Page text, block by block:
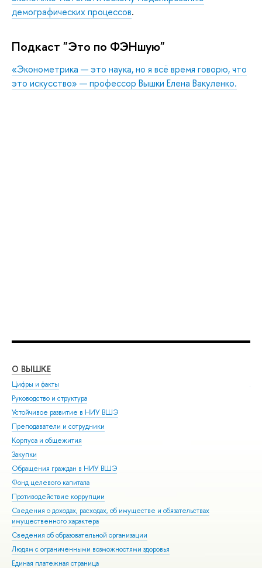
демографических процессов.
Подкаст "Это по ФЭНшую"
«Эконометрика — это наука, но я всё время говорю, что
это искусство» — профессор Вышки Елена Вакуленко.
О ВЫШКЕ
Цифры и факты
Руководство и структура
Устойчивое развитие в НИУ ВШЭ
Преподаватели и сотрудники
Корпуса и общежития
Закупки
Обращения граждан в НИУ ВШЭ
Фонд целевого капитала
Противодействие коррупции
Сведения о доходах, расходах, об имуществе и обязательствах
имущественного характера
Сведения об образовательной организации
Людям с ограниченными возможностями здоровья
Единая платежная страница